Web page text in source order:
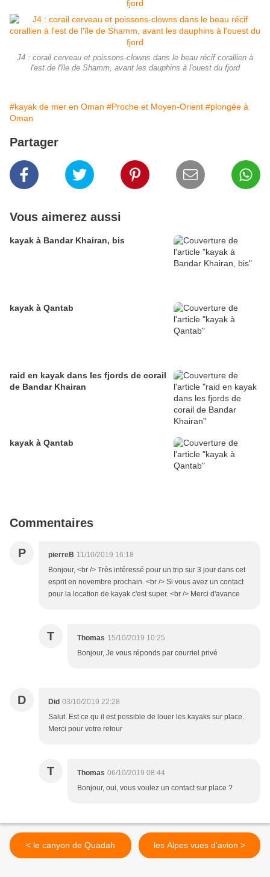
J4 : corail cerveau et poissons-clowns dans le beau récif corallien à
l'est de l'île de Shamm, avant les dauphins à l'ouest du fjord
#kayak de mer en Oman #Proche et Moyen-Orient #plongée à
Oman
Partager
Vous aimerez aussi
kayak à Bandar Khairan, bis
kayak à Qantab
raid en kayak dans les fjords de corail
de Bandar Khairan
kayak à Qantab
Commentaires
P pierreB 11/10/2019 16:18
Bonjour, <br /> Très intéressé pour un trip sur 3 jour dans cet
esprit en novembre prochain. <br /> Si vous avez un contact
pour la location de kayak c'est super. <br /> Merci d'avance
T Thomas 15/10/2019 10:25
Bonjour, Je vous réponds par courriel privé
D Did 03/10/2019 22:28
Salut. Est ce qu il est possible de louer les kayaks sur place.
Merci pour votre retour
T Thomas 06/10/2019 08:44
Bonjour, oui, vous voulez un contact sur place ?
< le canyon de Quadah les Alpes vues d'avion >